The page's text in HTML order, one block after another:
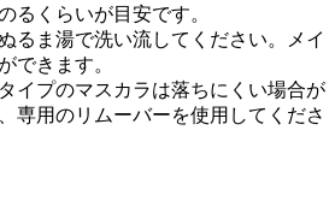
るくらいが目安です。
るま湯で洗い流してください。メイ
できます。
イプのマスカラは落ちにくい場合が
専用のリムーバーを使用してくださ